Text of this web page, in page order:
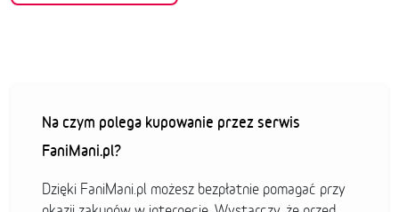
Na czym polega kupowanie przez serwis
FaniMani.pl?
Dzięki FaniMani.pl możesz bezpłatnie pomagać przy